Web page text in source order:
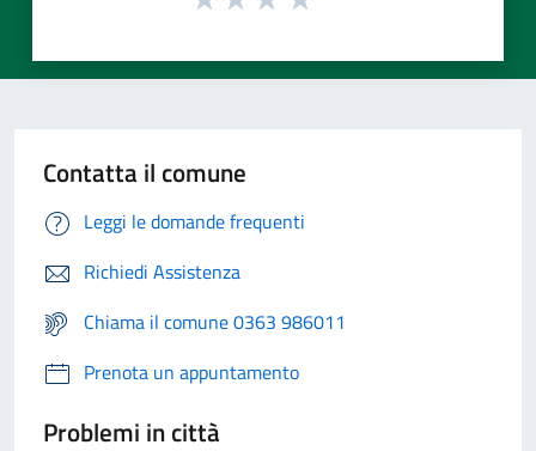
Contatta il comune
Leggi le domande frequenti
Richiedi Assistenza
Chiama il comune 0363 986011
Prenota un appuntamento
Problemi in città